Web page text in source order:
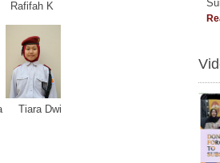
M Rafifah K
Tiara Dwi